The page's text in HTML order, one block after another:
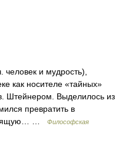
и мудрость),
как носителе «тайных»
Штейнером. Выделилось из
превратить в
…
Философская